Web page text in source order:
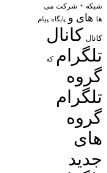
شبکه + شرکت می
ها های و پایگاه پیام
کانال کانال
تلگرام که
گروه
تلگرام
گروه
های
جدید